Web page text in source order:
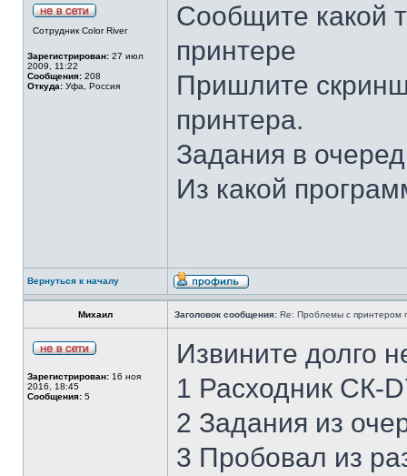
Сотрудник Color River
Зарегистрирован: 27 июл
2009, 11:22
Сообщения: 208
Откуда: Уфа, Россия
Сообщите какой
принтере
Пришлите
принтера.
Задания в
Из какой
Вернуться к началу
Михаил Заголовок сообщения: Re: Проблемы с принтером
Зарегистрирован: 16 ноя
2016, 18:45
Сообщения: 5
Извините долго
1 Расходник СК-
2 Задания из
3 Пробовал из